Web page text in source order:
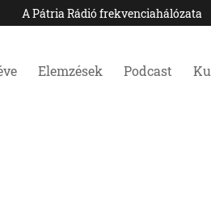
A Pátria Rádió frekvenciahálózata
Elemzések Podcast